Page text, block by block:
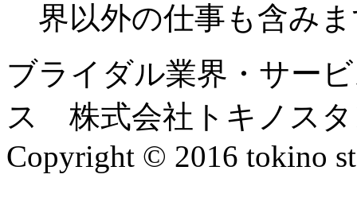
界以外の仕事も含み
ブライダル業界・サー
ス 株式会社トキノス
Copyright © 2016 tokino